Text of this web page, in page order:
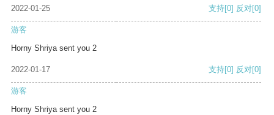
2022-01-25 支持[0] 反对[0]
游客
Horny Shriya sent you 2
2022-01-17 支持[0] 反对[0]
游客
Horny Shriya sent you 2